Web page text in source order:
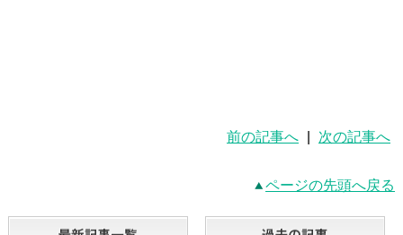
前の記事へ 次の記事へ
ページの先頭へ戻る
最新記事一覧